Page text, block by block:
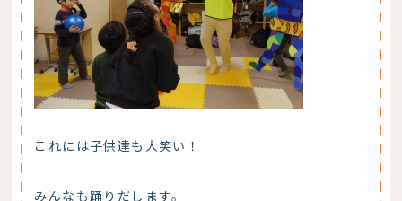
これには子供達も大笑い！
みんなも踊りだします。